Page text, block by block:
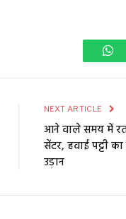
NEXT ARTICLE
आने वाले समय में
सेंटर, हवाई पट्टी
उड़ान